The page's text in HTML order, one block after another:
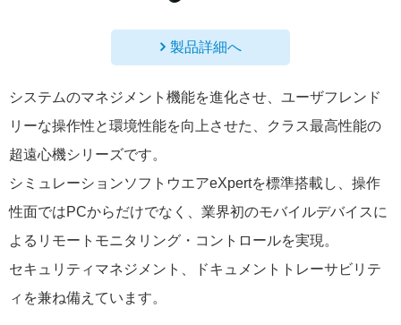
製品詳細へ
システムのマネジメント機能を進化させ、ユーザフレンド
リーな操作性と環境性能を向上させた、クラス最高性能の
超遠心機シリーズです。
シミュレーションソフトウエアeXpertを標準搭載し、操作
性面ではPCからだけでなく、業界初のモバイルデバイスに
よるリモートモニタリング・コントロールを実現。
セキュリティマネジメント、ドキュメントトレーサビリテ
ィを兼ね備えています。